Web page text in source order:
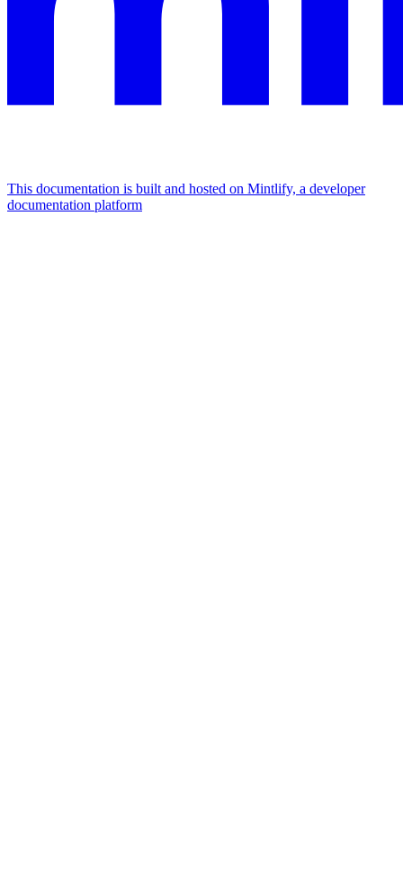
This documentation is built and hosted on Mintlify, a developer
documentation platform